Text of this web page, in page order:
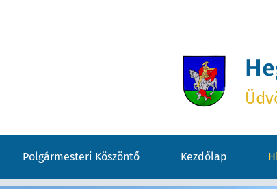
Polgármesteri Köszöntő Kezdőlap